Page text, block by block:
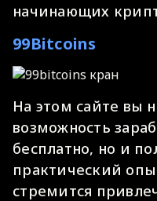
начинающих
99Bitcoins
На этом сайте вы
возможность
бесплатно, но и
практический
стремится